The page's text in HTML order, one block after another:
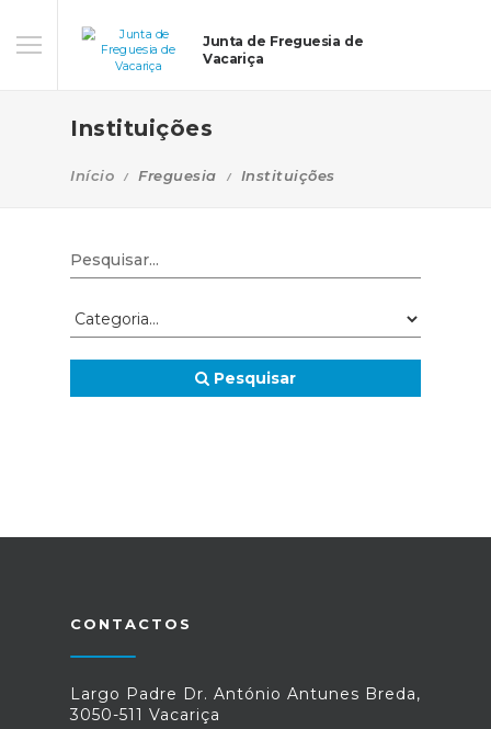
Junta de Freguesia de
Vacariça
Instituições
Início Freguesia Instituições
Pesquisar
CONTACTOS
Largo Padre Dr. António Antunes Breda,
3050-511 Vacariça